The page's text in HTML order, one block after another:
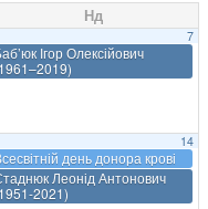
Нд
7
Ігор Олексійович
14
день донора крові
Леонід Антонович
2021)